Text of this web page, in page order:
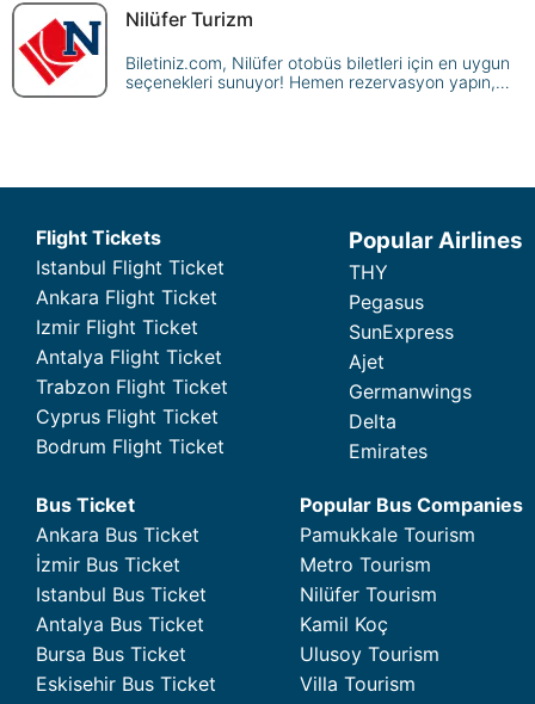
Nilüfer Turizm
Biletiniz.com, Nilüfer otobüs biletleri için en uygun
seçenekleri sunuyor! Hemen rezervasyon yapın,
Flight Tickets
Istanbul Flight Ticket
Ankara Flight Ticket
Izmir Flight Ticket
Antalya Flight Ticket
Trabzon Flight Ticket
Cyprus Flight Ticket
Bodrum Flight Ticket
Popular Airlines
THY
Pegasus
SunExpress
Ajet
Germanwings
Delta
Emirates
Bus Ticket
Ankara Bus Ticket
İzmir Bus Ticket
Istanbul Bus Ticket
Antalya Bus Ticket
Bursa Bus Ticket
Eskisehir Bus Ticket
Popular Bus Companies
Pamukkale Tourism
Metro Tourism
Nilüfer Tourism
Kamil Koç
Ulusoy Tourism
Villa Tourism